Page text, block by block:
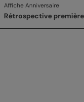
Affiche Anniversaire
Rétrospective